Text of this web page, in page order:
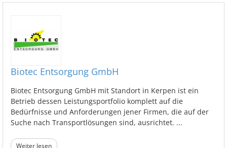
Biotec Entsorgung GmbH
Biotec Entsorgung GmbH mit Standort in Kerpen ist ein
Betrieb dessen Leistungsportfolio komplett auf die
Bedürfnisse und Anforderungen jener Firmen, die auf der
Suche nach Transportlösungen sind, ausrichtet. ...
Weiter lesen